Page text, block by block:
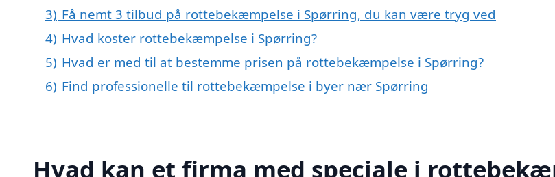
3) Få nemt 3 tilbud på rottebekæmpelse i Spørring, du kan være tryg ved
4) Hvad koster rottebekæmpelse i Spørring?
5) Hvad er med til at bestemme prisen på rottebekæmpelse i Spørring?
6) Find professionelle til rottebekæmpelse i byer nær Spørring
Hvad kan et firma med speciale i